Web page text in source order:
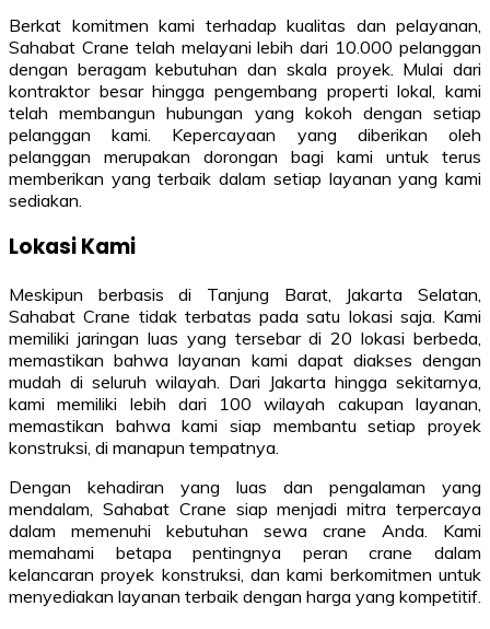
Berkat komitmen kami terhadap kualitas dan pelayanan,
Sahabat Crane telah melayani lebih dari 10.000 pelanggan
dengan beragam kebutuhan dan skala proyek. Mulai dari
kontraktor besar hingga pengembang properti lokal, kami
telah membangun hubungan yang kokoh dengan setiap
pelanggan kami. Kepercayaan yang diberikan oleh
pelanggan merupakan dorongan bagi kami untuk terus
memberikan yang terbaik dalam setiap layanan yang kami
sediakan.
Lokasi Kami
Meskipun berbasis di Tanjung Barat, Jakarta Selatan,
Sahabat Crane tidak terbatas pada satu lokasi saja. Kami
memiliki jaringan luas yang tersebar di 20 lokasi berbeda,
memastikan bahwa layanan kami dapat diakses dengan
mudah di seluruh wilayah. Dari Jakarta hingga sekitarnya,
kami memiliki lebih dari 100 wilayah cakupan layanan,
memastikan bahwa kami siap membantu setiap proyek
konstruksi, di manapun tempatnya.
Dengan kehadiran yang luas dan pengalaman yang
mendalam, Sahabat Crane siap menjadi mitra terpercaya
dalam memenuhi kebutuhan sewa crane Anda. Kami
memahami betapa pentingnya peran crane dalam
kelancaran proyek konstruksi, dan kami berkomitmen untuk
menyediakan layanan terbaik dengan harga yang kompetitif.